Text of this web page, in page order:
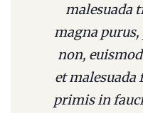
malesuada
magna
non,
et malesuada
primis in